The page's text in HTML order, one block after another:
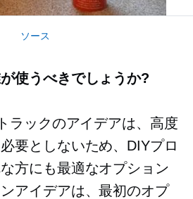
ソース
使うべきでしょうか?
ラックのアイデアは、高度
要としないため、DIYプロ
方にも最適なオプション
アイデアは、最初のオプ